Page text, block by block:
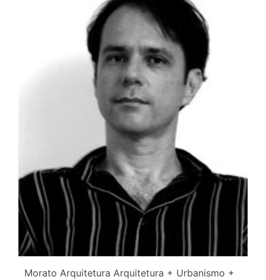
Morato Arquitetura Arquitetura + Urbanismo +